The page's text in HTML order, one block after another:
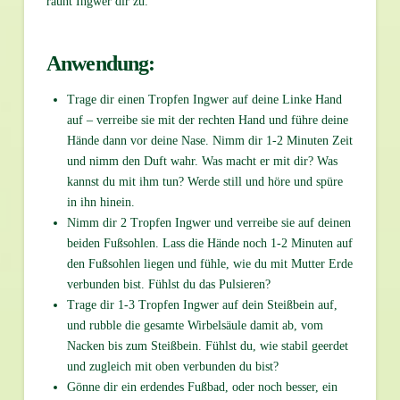
Anwendung:
Trage dir einen Tropfen Ingwer auf deine Linke Hand
auf – verreibe sie mit der rechten Hand und führe deine
Hände dann vor deine Nase. Nimm dir 1-2 Minuten Zeit
und nimm den Duft wahr. Was macht er mit dir? Was
kannst du mit ihm tun? Werde still und höre und spüre
in ihn hinein.
Nimm dir 2 Tropfen Ingwer und verreibe sie auf deinen
beiden Fußsohlen. Lass die Hände noch 1-2 Minuten auf
den Fußsohlen liegen und fühle, wie du mit Mutter Erde
verbunden bist. Fühlst du das Pulsieren?
Trage dir 1-3 Tropfen Ingwer auf dein Steißbein auf,
und rubble die gesamte Wirbelsäule damit ab, vom
Nacken bis zum Steißbein. Fühlst du, wie stabil geerdet
und zugleich mit oben verbunden du bist?
Gönne dir ein erdendes Fußbad, oder noch besser, ein